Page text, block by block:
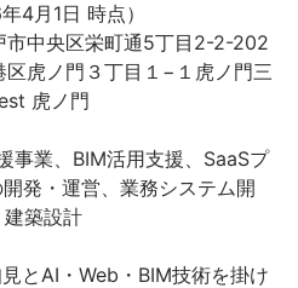
4月1日 時点）
市中央区栄町通5丁目2-2-202
区虎ノ門３丁目１−１虎ノ門三
虎ノ門
事業、BIM活用支援、SaaSプ
発・運営、業務システム開
築設計
とAI・Web・BIM技術を掛け